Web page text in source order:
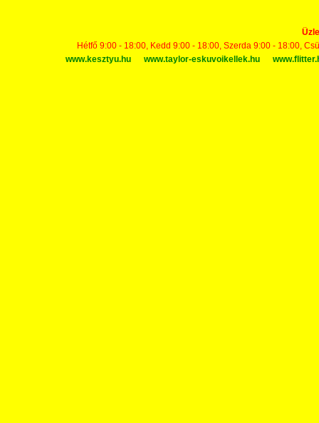
Hétfő 9:00 - 18:00, Kedd 9:00 - 18:00, Szerda 9:00 - 18:00,
www.kesztyu.hu
www.taylor-eskuvoikellek.hu